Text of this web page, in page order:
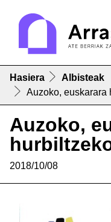
Hasiera
Albisteak
Auzoko, euskarara
Auzoko,
2018/10/08